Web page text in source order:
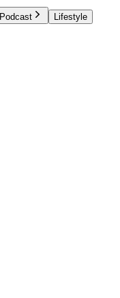
Podcast Lifestyle